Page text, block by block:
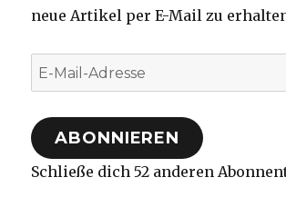
neue Artikel per E-Mail zu
E-
Mail-
Adresse
ABONNIEREN
Schließe dich 52 anderen